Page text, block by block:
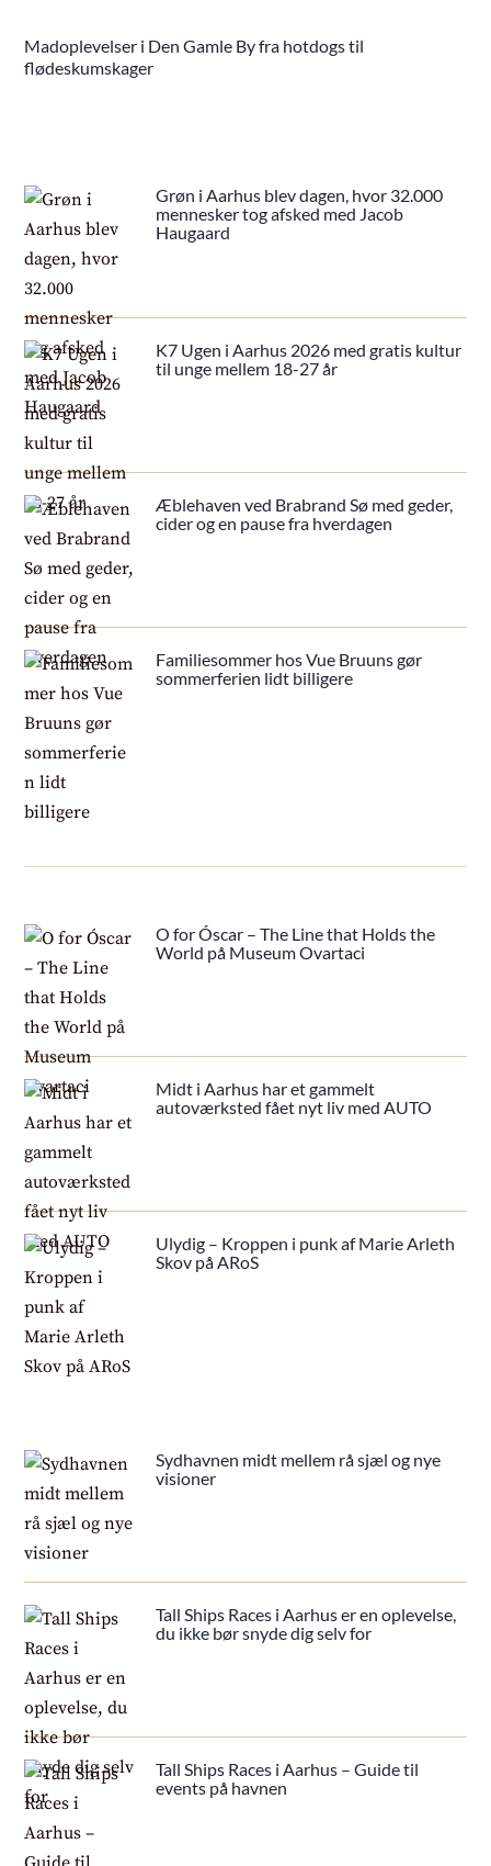
Madoplevelser i Den Gamle By fra hotdogs til
flødeskumskager
Grøn i Aarhus blev dagen, hvor 32.000
mennesker tog afsked med Jacob
Haugaard
K7 Ugen i Aarhus 2026 med gratis kultur
til unge mellem 18-27 år
Æblehaven ved Brabrand Sø med geder,
cider og en pause fra hverdagen
Familiesommer hos Vue Bruuns gør
sommerferien lidt billigere
O for Óscar – The Line that Holds the
World på Museum Ovartaci
Midt i Aarhus har et gammelt
autoværksted fået nyt liv med AUTO
Ulydig – Kroppen i punk af Marie Arleth
Skov på ARoS
Sydhavnen midt mellem rå sjæl og nye
visioner
Tall Ships Races i Aarhus er en oplevelse,
du ikke bør snyde dig selv for
Tall Ships Races i Aarhus – Guide til
events på havnen